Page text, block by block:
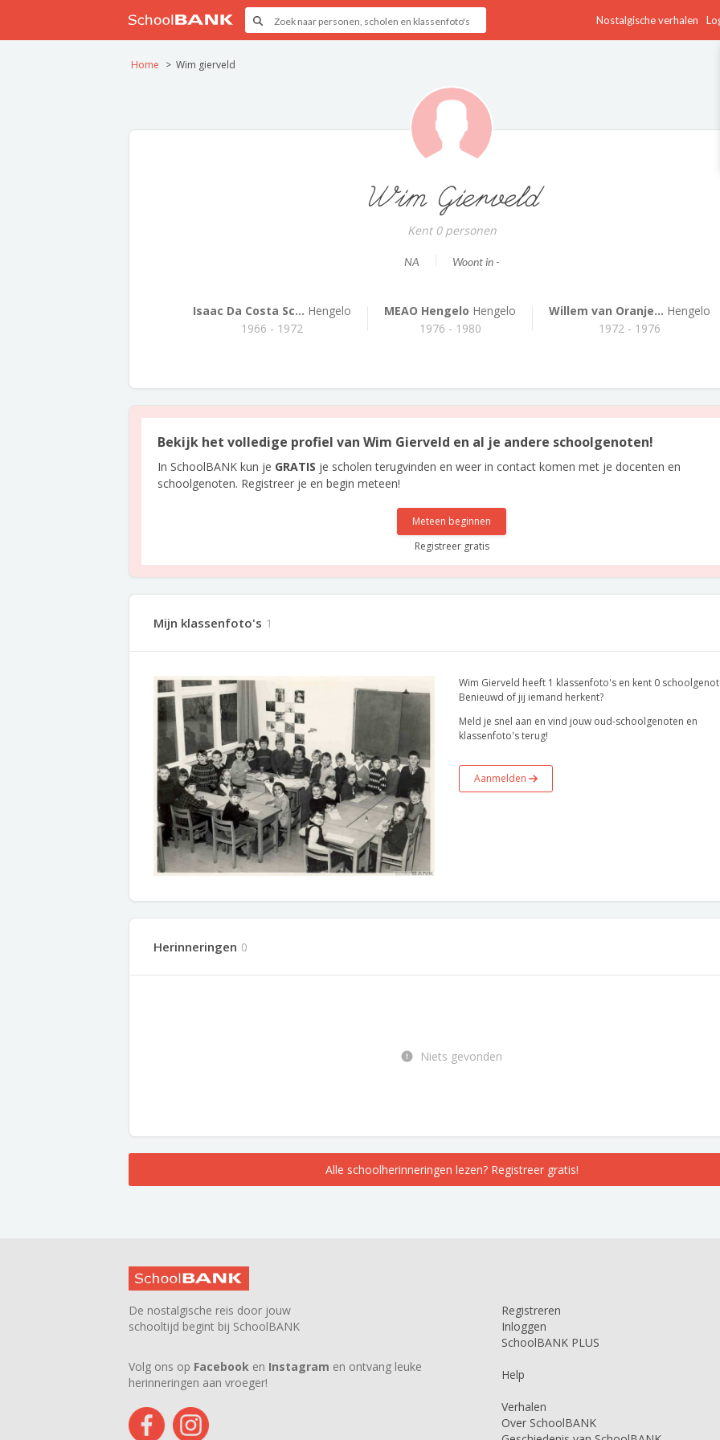
Nostalgische verhalen
Home Wim gierveld
Wim Gierveld
Kent 0 personen
NA Woont in -
Isaac Da Costa Sc... Hengelo
1966 - 1972
MEAO Hengelo Hengelo
1976 - 1980
Willem van Oranje... Hengelo
1972 - 1976
Bekijk het volledige profiel van Wim Gierveld en al je andere schoolgenoten!
In SchoolBANK kun je GRATIS je scholen terugvinden en weer in contact komen met je docenten en
schoolgenoten. Registreer je en begin meteen!
Meteen beginnen
Registreer gratis
Mijn klassenfoto's 1
Wim Gierveld heeft 1 klassenfoto's en kent 0
Benieuwd of jij iemand herkent?
Meld je snel aan en vind jouw oud-schoolgenoten en
klassenfoto's terug!
Aanmelden
Herinneringen 0
Niets gevonden
Alle schoolherinneringen lezen? Registreer gratis!
De nostalgische reis door jouw
schooltijd begint bij SchoolBANK
Volg ons op Facebook en Instagram en ontvang leuke
herinneringen aan vroeger!
Registreren
Inloggen
SchoolBANK PLUS
Help
Verhalen
Over SchoolBANK